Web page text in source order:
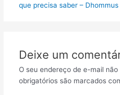
que precisa saber –
Deixe um
O seu endereço de e-mail
obrigatórios são marcados